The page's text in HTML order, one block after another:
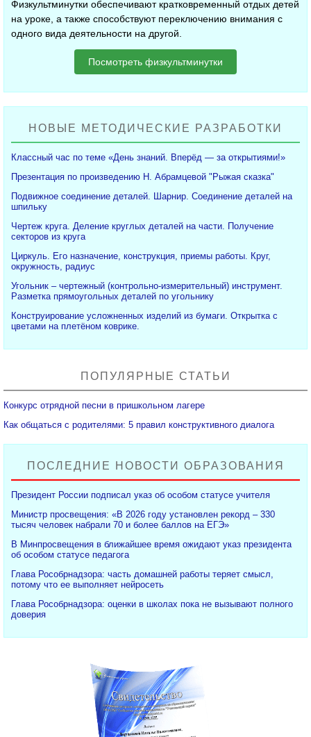
Физкультминутки обеспечивают кратковременный отдых детей
на уроке, а также способствуют переключению внимания с
одного вида деятельности на другой.
Посмотреть физкультминутки
НОВЫЕ МЕТОДИЧЕСКИЕ РАЗРАБОТКИ
Классный час по теме «День знаний. Вперёд — за открытиями!»
Презентация по произведению Н. Абрамцевой "Рыжая сказка"
Подвижное соединение деталей. Шарнир. Соединение деталей на
шпильку
Чертеж круга. Деление круглых деталей на части. Получение
секторов из круга
Циркуль. Его назначение, конструкция, приемы работы. Круг,
окружность, радиус
Угольник – чертежный (контрольно-измерительный) инструмент.
Разметка прямоугольных деталей по угольнику
Конструирование усложненных изделий из бумаги. Открытка с
цветами на плетёном коврике.
ПОПУЛЯРНЫЕ СТАТЬИ
Конкурс отрядной песни в пришкольном лагере
Как общаться с родителями: 5 правил конструктивного диалога
ПОСЛЕДНИЕ НОВОСТИ ОБРАЗОВАНИЯ
Президент России подписал указ об особом статусе учителя
Министр просвещения: «В 2026 году установлен рекорд – 330
тысяч человек набрали 70 и более баллов на ЕГЭ»
В Минпросвещения в ближайшее время ожидают указ президента
об особом статусе педагога
Глава Рособрнадзора: часть домашней работы теряет смысл,
потому что ее выполняет нейросеть
Глава Рособрнадзора: оценки в школах пока не вызывают полного
доверия